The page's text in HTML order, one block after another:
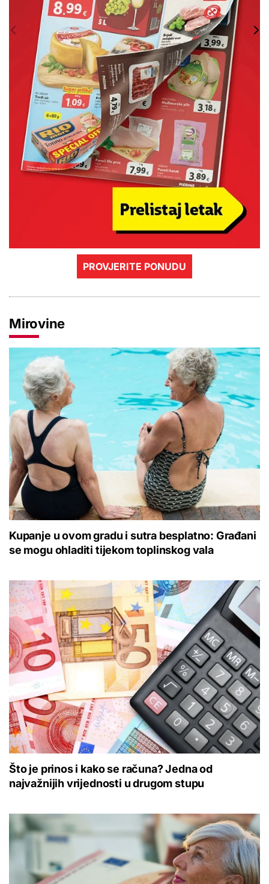
PROVJERITE PONUDU
Mirovine
Kupanje u ovom gradu i sutra besplatno: Građani
se mogu ohladiti tijekom toplinskog vala
Što je prinos i kako se računa? Jedna od
najvažnijih vrijednosti u drugom stupu